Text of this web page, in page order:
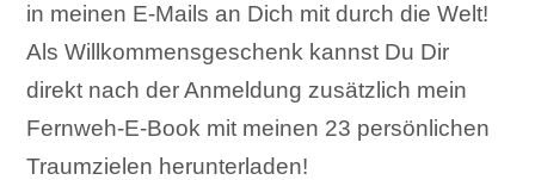
in meinen E-Mails an Dich mit durch die Welt!
Als Willkommensgeschenk kannst Du Dir
direkt nach der Anmeldung zusätzlich mein
Fernweh-E-Book mit meinen 23 persönlichen
Traumzielen herunterladen!